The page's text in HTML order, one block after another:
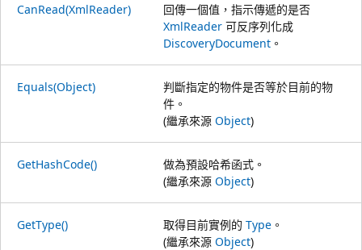
CanRead(XmlReader)
回傳一個值，指示傳遞的是否
XmlReader 可反序列化成
DiscoveryDocument 。
Equals(Object)
判斷指定的物件是否等於目前的物
件。
(繼承來源 Object)
GetHashCode()
做為預設哈希函式。
(繼承來源 Object)
GetType() 取得目前實例的 Type 。
(繼承來源 Object)